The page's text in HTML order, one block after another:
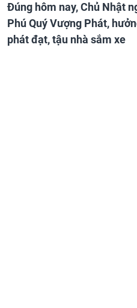
Đúng hôm nay, Chủ Nhật
Phú Quý Vượng Phát,
phát đạt, tậu nhà sắm xe